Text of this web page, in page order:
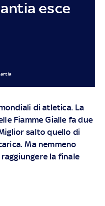
esce
di atletica. La
Fiamme Gialle fa due
salto quello di
Ma nemmeno
la finale